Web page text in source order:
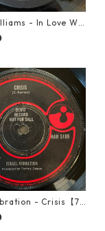
- In Love Wit
】
- Crisis【7-